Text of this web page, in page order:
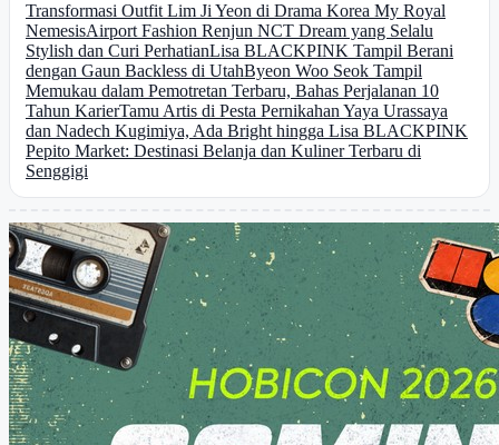
Transformasi Outfit Lim Ji Yeon di Drama Korea My Royal
NemesisAirport Fashion Renjun NCT Dream yang Selalu
Stylish dan Curi PerhatianLisa BLACKPINK Tampil Berani
dengan Gaun Backless di UtahByeon Woo Seok Tampil
Memukau dalam Pemotretan Terbaru, Bahas Perjalanan 10
Tahun KarierTamu Artis di Pesta Pernikahan Yaya Urassaya
dan Nadech Kugimiya, Ada Bright hingga Lisa BLACKPINK
Pepito Market: Destinasi Belanja dan Kuliner Terbaru di
Senggigi